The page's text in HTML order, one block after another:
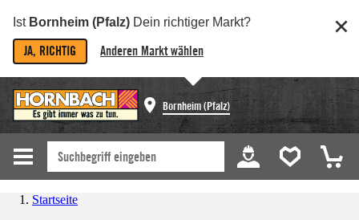
Ist Bornheim (Pfalz) Dein richtiger Markt?
JA, RICHTIG Anderen Markt wählen
Bornheim (Pfalz)
Startseite